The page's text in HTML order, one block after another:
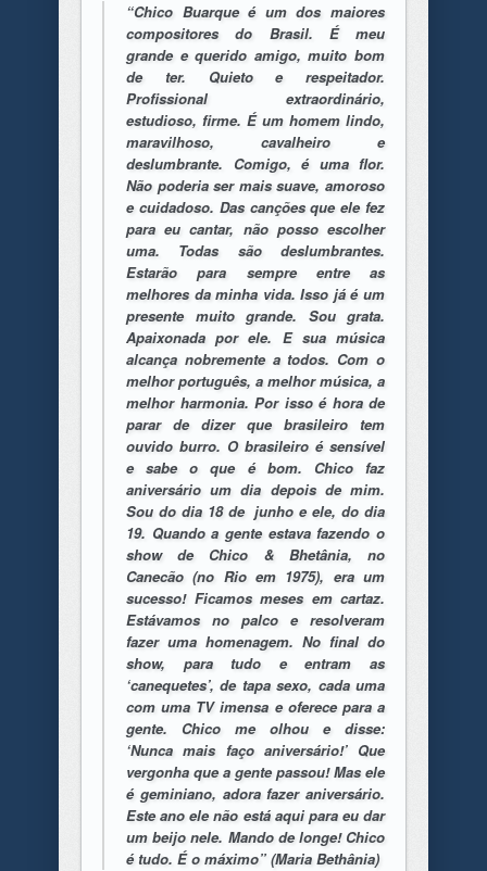
“Chico Buarque é um dos maiores
compositores do Brasil. É meu
grande e querido amigo, muito bom
de ter. Quieto e respeitador.
Profissional extraordinário,
estudioso, firme. É um homem lindo,
maravilhoso, cavalheiro e
deslumbrante. Comigo, é uma flor.
Não poderia ser mais suave, amoroso
e cuidadoso. Das canções que ele fez
para eu cantar, não posso escolher
uma. Todas são deslumbrantes.
Estarão para sempre entre as
melhores da minha vida. Isso já é um
presente muito grande. Sou grata.
Apaixonada por ele. E sua música
alcança nobremente a todos. Com o
melhor português, a melhor música, a
melhor harmonia. Por isso é hora de
parar de dizer que brasileiro tem
ouvido burro. O brasileiro é sensível
e sabe o que é bom. Chico faz
aniversário um dia depois de mim.
Sou do dia 18 de junho e ele, do dia
19. Quando a gente estava fazendo o
show de Chico & Bhetânia, no
Canecão (no Rio em 1975), era um
sucesso! Ficamos meses em cartaz.
Estávamos no palco e resolveram
fazer uma homenagem. No final do
show, para tudo e entram as
‘canequetes’, de tapa sexo, cada uma
com uma TV imensa e oferece para a
gente. Chico me olhou e disse:
‘Nunca mais faço aniversário!’ Que
vergonha que a gente passou! Mas ele
é geminiano, adora fazer aniversário.
Este ano ele não está aqui para eu dar
um beijo nele. Mando de longe! Chico
é tudo. É o máximo” (Maria Bethânia)